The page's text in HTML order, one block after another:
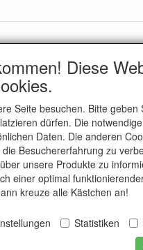
Sicken?
Diese
Seite besuchen. Bitte geben
dürfen. Die
Daten. Die anderen
Besuchererfahrung zu
unsere Produkte zu
einer optimal
kreuze alle Kästchen an!
Statistiken